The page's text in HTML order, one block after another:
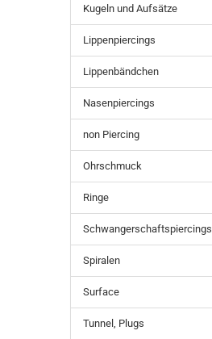
Kugeln und Aufsätze
Lippenpiercings
Lippenbändchen
Nasenpiercings
non Piercing
Ohrschmuck
Ringe
Schwangerschaftspiercings
Spiralen
Surface
Tunnel, Plugs